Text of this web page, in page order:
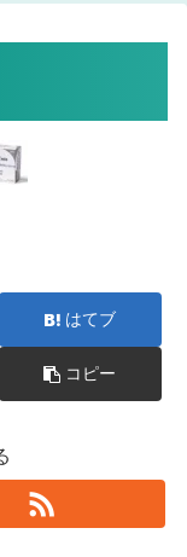
はてブ
コピー